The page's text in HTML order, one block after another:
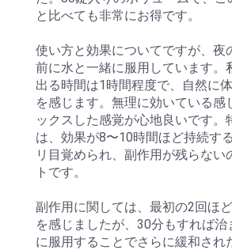
と比べても非常にお得です。
使い方と効果についてですが、夜
前に水と一緒に服用しています。
出る時間は1時間程度で、自然に
を感じます。無理に効いている感
ックスした感覚が心地良いです。
は、効果が8〜10時間ほど持続す
リ目覚められ、副作用が残らない
トです。
副作用に関しては、最初の2回ほ
を感じましたが、30分もすれば治
に服用することでさらに緩和され